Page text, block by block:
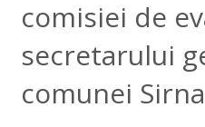
comisiei de
secretarului
comunei Sirna